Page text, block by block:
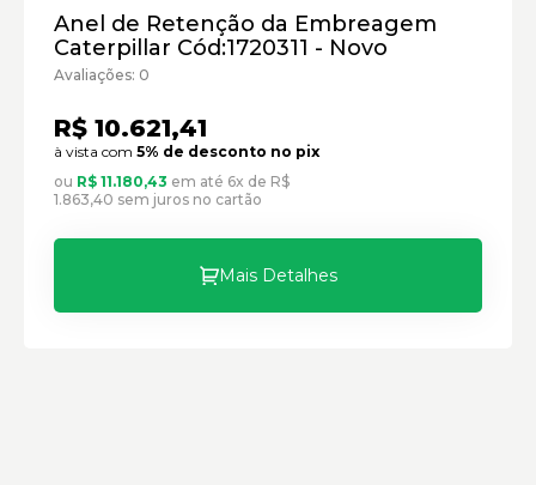
Manipulador Telescópico:
Marca:
Comprimento:
Anel de Retenção da Embreagem
Caterpillar Cód:1720311 - Novo
Avaliações: 0
R$ 10.621,41
à vista com 5% de desconto no pix
ou R$ 11.180,43 em até 6x de R$
1.863,40 sem juros no cartão
Mais Detalhes